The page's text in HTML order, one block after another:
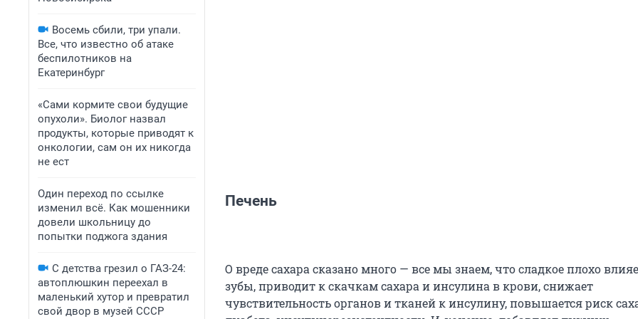
Восемь сбили, три упали.
Все, что известно об атаке
беспилотников на
Екатеринбург
«Сами кормите свои будущие
опухоли». Биолог назвал
продукты, которые приводят к
онкологии, сам он их никогда
не ест
Один переход по ссылке
изменил всё. Как мошенники
довели школьницу до
попытки поджога здания
С детства грезил о ГАЗ-24:
автоплюшкин переехал в
маленький хутор и превратил
свой двор в музей СССР
Печень
О вреде сахара сказано много — все мы знаем, что сладкое плохо
зубы, приводит к скачкам сахара и инсулина в крови, снижает
чувствительность органов и тканей к инсулину, повышается риск